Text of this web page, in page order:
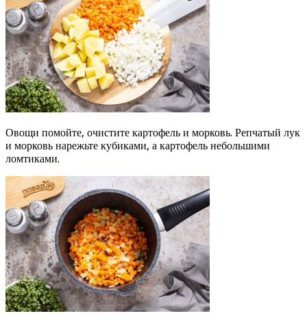
Овощи помойте, очистите картофель и морковь. Репчатый лук
и морковь нарежьте кубиками, а картофель небольшими
ломтиками.